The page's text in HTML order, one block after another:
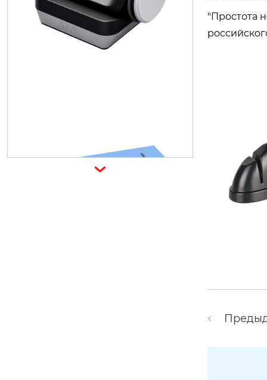

"Простота